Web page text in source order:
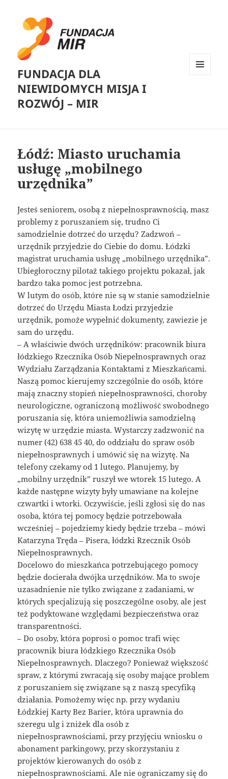
FUNDACJA DLA
NIEWIDOMYCH MISJA I
ROZWÓJ – MIR
Łódź: Miasto uruchamia
usługę „mobilnego
urzędnika”
Jesteś seniorem, osobą z niepełnosprawnością, masz
problemy z poruszaniem się, trudno Ci
samodzielnie dotrzeć do urzędu? Zadzwoń –
urzędnik przyjedzie do Ciebie do domu. Łódzki
magistrat uruchamia usługę „mobilnego urzędnika”.
Ubiegłoroczny pilotaż takiego projektu pokazał, jak
bardzo taka pomoc jest potrzebna.
W lutym do osób, które nie są w stanie samodzielnie
dotrzeć do Urzędu Miasta Łodzi przyjedzie
urzędnik, pomoże wypełnić dokumenty, zawiezie je
sam do urzędu.
– A właściwie dwóch urzędników: pracownik biura
łódzkiego Rzecznika Osób Niepełnosprawnych oraz
Wydziału Zarządzania Kontaktami z Mieszkańcami.
Naszą pomoc kierujemy szczególnie do osób, które
mają znaczny stopień niepełnosprawności, choroby
neurologiczne, ograniczoną możliwość swobodnego
poruszania się, która uniemożliwia samodzielną
wizytę w urzędzie miasta. Wystarczy zadzwonić na
numer (42) 638 45 40, do oddziału do spraw osób
niepełnosprawnych i umówić się na wizytę. Na
telefony czekamy od 1 lutego. Planujemy, by
„mobilny urzędnik” ruszył we wtorek 15 lutego. A
każde następne wizyty były umawiane na kolejne
czwartki i wtorki. Oczywiście, jeśli zgłosi się do nas
osoba, która tej pomocy będzie potrzebowała
wcześniej – pojedziemy kiedy będzie trzeba – mówi
Katarzyna Tręda – Pisera, łódzki Rzecznik Osób
Niepełnosprawnych.
Docelowo do mieszkańca potrzebującego pomocy
będzie docierała dwójka urzędników. Ma to swoje
uzasadnienie nie tylko związane z zadaniami, w
których specjalizują się poszczególne osoby, ale jest
też podyktowane względami bezpieczeństwa oraz
transparentności.
– Do osoby, która poprosi o pomoc trafi więc
pracownik biura łódzkiego Rzecznika Osób
Niepełnosprawnych. Dlaczego? Ponieważ większość
spraw, z którymi zwracają się osoby mające problem
z poruszaniem się związane są z naszą specyfiką
działania. Pomożemy więc np. przy wydaniu
Łódzkiej Karty Bez Barier, która uprawnia do
szeregu ulg i zniżek dla osób z
niepełnosprawnościami, przy przyjęciu wniosku o
abonament parkingowy, przy skorzystaniu z
projektów kierowanych do osób z
niepełnosprawnościami. Ale nie ograniczamy się do